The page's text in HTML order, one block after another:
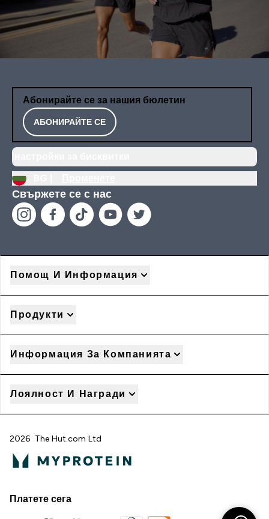
Абонирайте се за нашия бюлетин
АБОНИРАЙТЕ СЕ
Свържете се с нас
Помощ И Информация
Продукти
Информация За Компанията
Лоялност И Награди
2026 The Hut.com Ltd
Платете сега